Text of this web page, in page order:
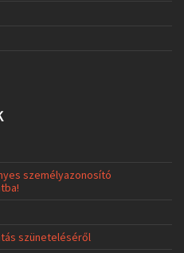
személyazonosító
szüneteléséről